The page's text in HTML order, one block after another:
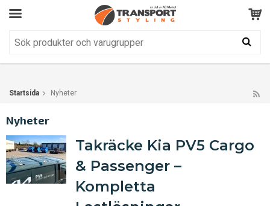
Kundservice
Startsida Nyheter
Nyheter
Takräcke Kia PV5 Cargo
& Passenger –
Kompletta